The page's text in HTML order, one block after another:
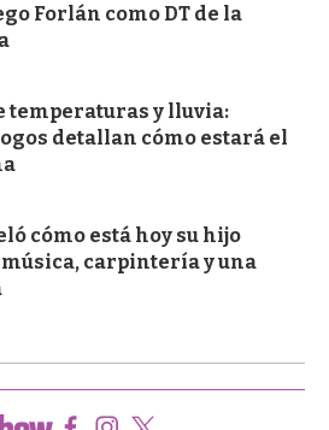
Forlán como DT de la
temperaturas y lluvia:
detallan cómo estará el
cómo está hoy su hijo
carpintería y una